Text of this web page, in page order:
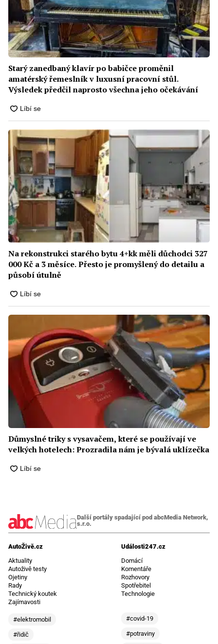
Starý zanedbaný klavír po babičce proměnil
amatérský řemeslník v luxusní pracovní stůl.
Výsledek předčil naprosto všechna jeho očekávání
Na rekonstrukci starého bytu 4+kk měli důchodci 327
000 Kč a 3 měsíce. Přesto je promyšlený do detailu a
působí útulně
Důmyslné triky s vysavačem, které se používají ve
velkých hotelech: Prozradila nám je bývalá uklízečka
Další portály spadající pod abcMedia Network,
s.r.o.
AutoŽivě.cz
Aktuality
Autoživě testy
Ojetiny
Rady
Technický koutek
Zajímavosti
#elektromobil
#řidič
Události247.cz
Domácí
Komentáře
Rozhovory
Spotřebitel
Technologie
#covid-19
#potraviny